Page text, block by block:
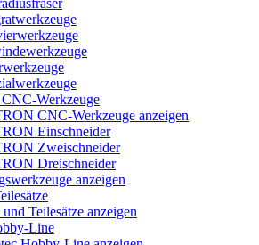
Werkzeuge
CNC-Werkzeuge anzeigen
Einschneider
Zweischneider
Dreischneider
anzeigen
Teilesätze anzeigen
Line